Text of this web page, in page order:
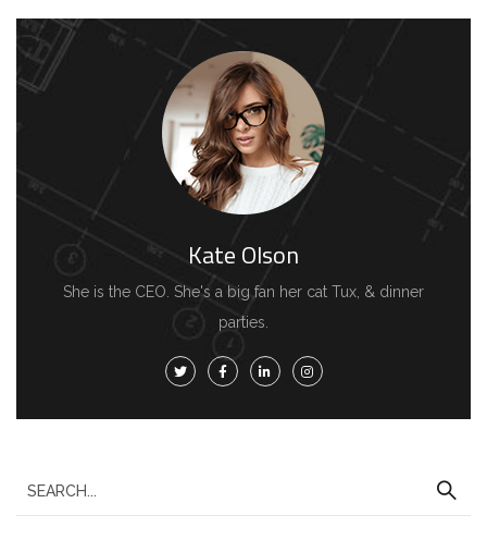
Kate Olson
She is the CEO. She's a big fan her cat Tux, & dinner
parties.
e